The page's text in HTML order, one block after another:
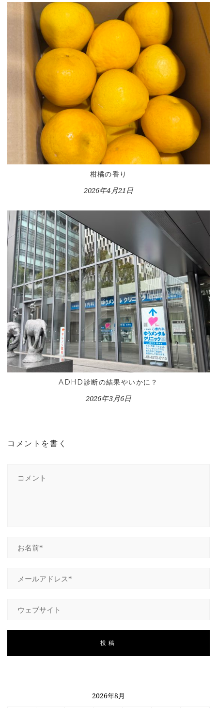
HOME
INFORMATION
VOICE GALLERY
WORKS
LESSON
CONTACT
柑橘の香り
2026年4月21日
ADHD診断の結果やいかに？
2026年3月6日
コメントを書く
2026年8月